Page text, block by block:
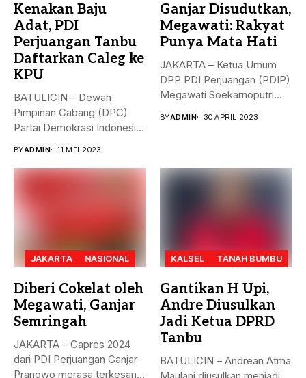
Kenakan Baju
Adat, PDI
Perjuangan Tanbu
Daftarkan Caleg ke
KPU
BATULICIN – Dewan
Pimpinan Cabang (DPC)
Partai Demokrasi Indonesia
BYADMIN 11 MEI 2023
Ganjar Disudutkan,
Megawati: Rakyat
Punya Mata Hati
JAKARTA – Ketua Umum
DPP PDI Perjuangan (PDIP)
Megawati Soekarnoputri
BYADMIN 30 APRIL 2023
JAKARTA NASIONAL
Diberi Cokelat oleh
Megawati, Ganjar
Semringah
JAKARTA – Capres 2024
dari PDI Perjuangan Ganjar
Pranowo merasa terkesan
KALSEL TANAH BUMBU
Gantikan H Upi,
Andre Diusulkan
Jadi Ketua DPRD
Tanbu
BATULICIN – Andrean Atma